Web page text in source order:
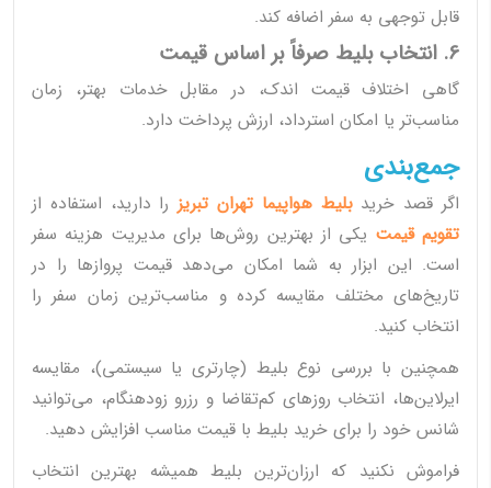
قابل توجهی به سفر اضافه کند.
6. انتخاب بلیط صرفاً بر اساس قیمت
گاهی اختلاف قیمت اندک، در مقابل خدمات بهتر، زمان
مناسب‌تر یا امکان استرداد، ارزش پرداخت دارد.
جمع‌بندی
اگر قصد خریدبلیط هواپیما تهران تبریزرا دارید، استفاده از
تقویم قیمت یکی از بهترین روش‌ها برای مدیریت هزینه سفر
است. این ابزار به شما امکان می‌دهد قیمت پروازها را در
تاریخ‌های مختلف مقایسه کرده و مناسب‌ترین زمان سفر را
انتخاب کنید.
همچنین با بررسی نوع بلیط (چارتری یا سیستمی)، مقایسه
ایرلاین‌ها، انتخاب روزهای کم‌تقاضا و رزرو زودهنگام، می‌توانید
شانس خود را برای خرید بلیط با قیمت مناسب افزایش دهید.
فراموش نکنید که ارزان‌ترین بلیط همیشه بهترین انتخاب